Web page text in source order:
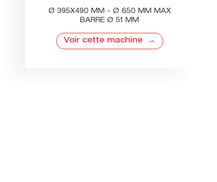
Ø 395X490 MM - Ø 650 MM MAX
BARRE Ø 51 MM
Voir cette machine